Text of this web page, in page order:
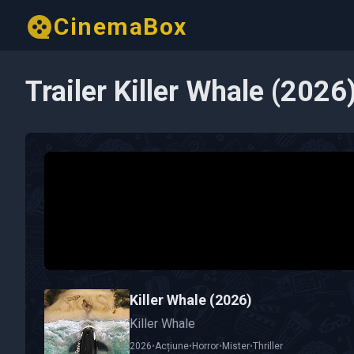
CinemaBox
Trailer Killer Whale
Killer Whale (2026)
Killer Whale
2026•Acțiune• Horror• Mister•Thriller